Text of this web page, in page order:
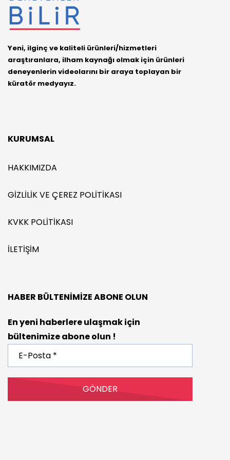
Yeni, ilginç ve kaliteli ürünleri/hizmetleri
araştıranlara, ilham kaynağı olmak için ürünleri
deneyenlerin videolarını bir araya toplayan bir
küratör medyayız.
KURUMSAL
HAKKIMIZDA
GIZLILIK VE ÇEREZ POLITIKASI
KVKK POLITIKASI
İLETIŞIM
HABER BÜLTENIMIZE ABONE OLUN
En yeni haberlere ulaşmak için
bültenimize abone olun !
Posta
*